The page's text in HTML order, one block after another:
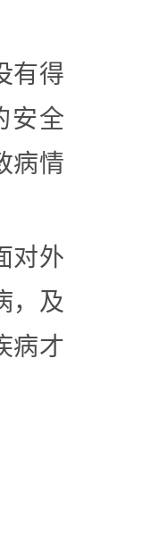
有得
安全
病情
对外
，及
病才